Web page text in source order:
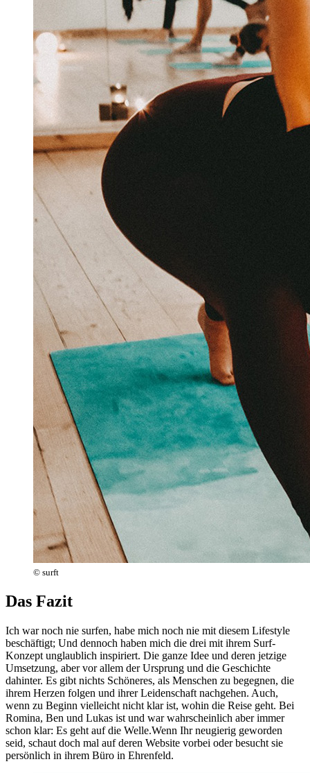
© surft
Das Fazit
Ich war noch nie surfen, habe mich noch nie mit diesem Lifestyle
beschäftigt; Und dennoch haben mich die drei mit ihrem Surf-
Konzept unglaublich inspiriert. Die ganze Idee und deren jetzige
Umsetzung, aber vor allem der Ursprung und die Geschichte
dahinter. Es gibt nichts Schöneres, als Menschen zu begegnen, die
ihrem Herzen folgen und ihrer Leidenschaft nachgehen. Auch,
wenn zu Beginn vielleicht nicht klar ist, wohin die Reise geht. Bei
Romina, Ben und Lukas ist und war wahrscheinlich aber immer
schon klar: Es geht auf die Welle.Wenn Ihr neugierig geworden
seid, schaut doch mal auf deren Website vorbei oder besucht sie
persönlich in ihrem Büro in Ehrenfeld.